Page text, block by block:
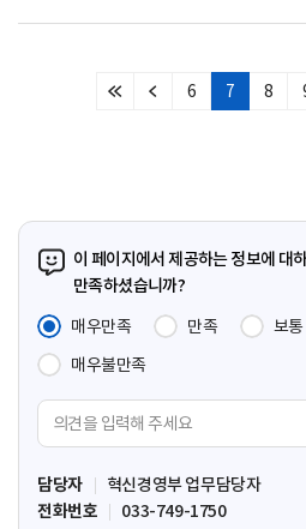
처
이
6 7 8
이 페이지에서 제공하는 정보에 대
만족하셨습니까?
매우만족
만족 보통
매우불만족
견
입
력
담당자
혁신경영부 업무담당자
전화번호
033-749-1750